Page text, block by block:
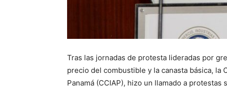
Tras las jornadas de protesta lideradas por
precio del combustible y la canasta básica, la
Panamá (CCIAP), hizo un llamado a protestas